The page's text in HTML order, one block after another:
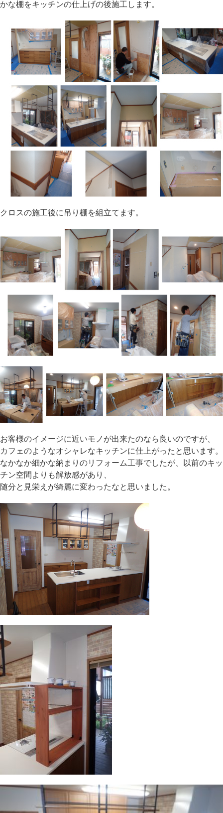
かな棚をキッチンの仕上げの後施工します。
クロスの施工後に吊り棚を組立てます。
お客様のイメージに近いモノが出来たのなら良いのですが、
カフェのようなオシャレなキッチンに仕上がったと思います。
なかなか細かな納まりのリフォーム工事でしたが、以前のキッ
チン空間よりも解放感があり、
随分と見栄えが綺麗に変わったなと思いました。